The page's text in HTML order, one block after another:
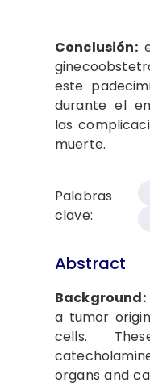
Conclusión:
este
durante el
las
muerte.
Palabras
clave:
Abstract
Background:
a tumor
cells.
organs and